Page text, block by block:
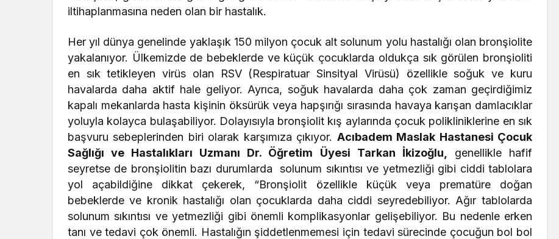
iltihaplanmasına neden olan bir hastalık.
Her yıl dünya genelinde yaklaşık 150 milyon çocuk alt solunum yolu hastalığı olan bronşiolite
yakalanıyor. Ülkemizde de bebeklerde ve küçük çocuklarda oldukça sık görülen bronşioliti
en sık tetikleyen virüs olan RSV (Respiratuar Sinsityal Virüsü) özellikle soğuk ve kuru
havalarda daha aktif hale geliyor. Ayrıca, soğuk havalarda daha çok zaman geçirdiğimiz
kapalı mekanlarda hasta kişinin öksürük veya hapşırığı sırasında havaya karışan damlacıklar
yoluyla kolayca bulaşabiliyor. Dolayısıyla bronşiolit kış aylarında çocuk polikliniklerine en sık
başvuru sebeplerinden biri olarak karşımıza çıkıyor. Acıbadem Maslak Hastanesi Çocuk
Sağlığı ve Hastalıkları Uzmanı Dr. Öğretim Üyesi Tarkan İkizoğlu,
genellikle hafif
seyretse de bronşiolitin bazı durumlarda solunum sıkıntısı ve yetmezliği gibi ciddi tablolara
yol açabildiğine dikkat çekerek, “Bronşiolit özellikle küçük veya prematüre doğan
bebeklerde ve kronik hastalığı olan çocuklarda daha ciddi seyredebiliyor. Ağır tablolarda
solunum sıkıntısı ve yetmezliği gibi önemli komplikasyonlar gelişebiliyor. Bu nedenle erken
tanı ve tedavi çok önemli. Hastalığın şiddetlenmemesi için tedavi sürecinde çocuğun bol bol